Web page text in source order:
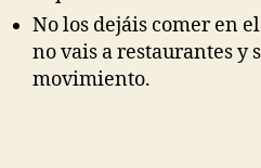
No los dejáis comer en
no vais a restaurantes y
movimiento.